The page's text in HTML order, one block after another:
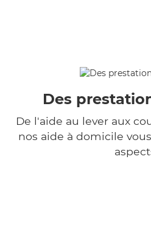
Des
De l'aide au lever aux
nos aide à domicile